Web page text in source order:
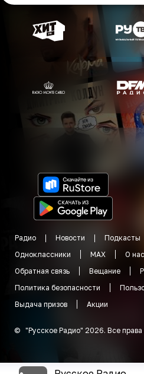
Радио Новости Подкасты
Одноклассники
MAX О нас
Обратная связь
Вещание
Политика безопасности
Выдача призов
Акции
© "Русское Радио" 2026. Все